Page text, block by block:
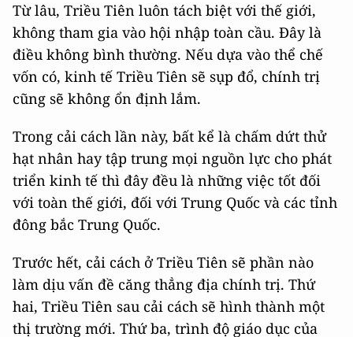
Từ lâu, Triều Tiên luôn tách biệt với thế giới,
không tham gia vào hội nhập toàn cầu. Đây là
điều không bình thường. Nếu dựa vào thể chế
vốn có, kinh tế Triều Tiên sẽ sụp đổ, chính trị
cũng sẽ không ổn định lắm.
Trong cải cách lần này, bất kể là chấm dứt thử
hạt nhân hay tập trung mọi nguồn lực cho phát
triển kinh tế thì đây đều là những việc tốt đối
với toàn thế giới, đối với Trung Quốc và các tỉnh
đông bắc Trung Quốc.
Trước hết, cải cách ở Triều Tiên sẽ phần nào
làm dịu vấn đề căng thẳng địa chính trị. Thứ
hai, Triều Tiên sau cải cách sẽ hình thành một
thị trường mới. Thứ ba, trình độ giáo dục của